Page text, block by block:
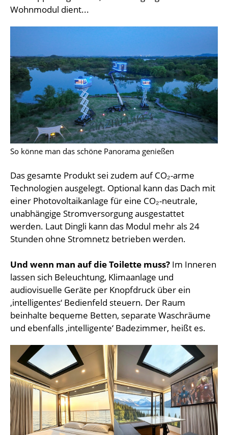
Wohnmodul dient...
So könne man das schöne Panorama genießen
Das gesamte Produkt sei zudem auf CO₂-arme
Technologien ausgelegt. Optional kann das Dach mit
einer Photovoltaikanlage für eine CO₂-neutrale,
unabhängige Stromversorgung ausgestattet
werden. Laut Dingli kann das Modul mehr als 24
Stunden ohne Stromnetz betrieben werden.
Und wenn man auf die Toilette muss? Im Inneren
lassen sich Beleuchtung, Klimaanlage und
audiovisuelle Geräte per Knopfdruck über ein
‚intelligentes‘ Bedienfeld steuern. Der Raum
beinhalte bequeme Betten, separate Waschräume
und ebenfalls ‚intelligente‘ Badezimmer, heißt es.